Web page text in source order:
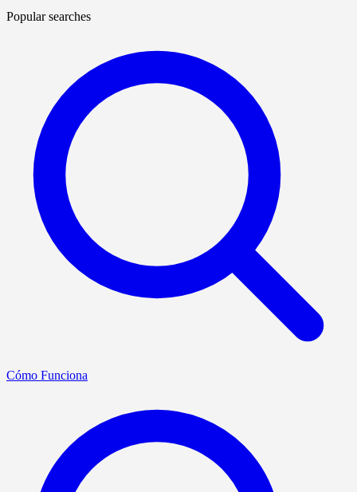
Popular searches
Cómo Funciona